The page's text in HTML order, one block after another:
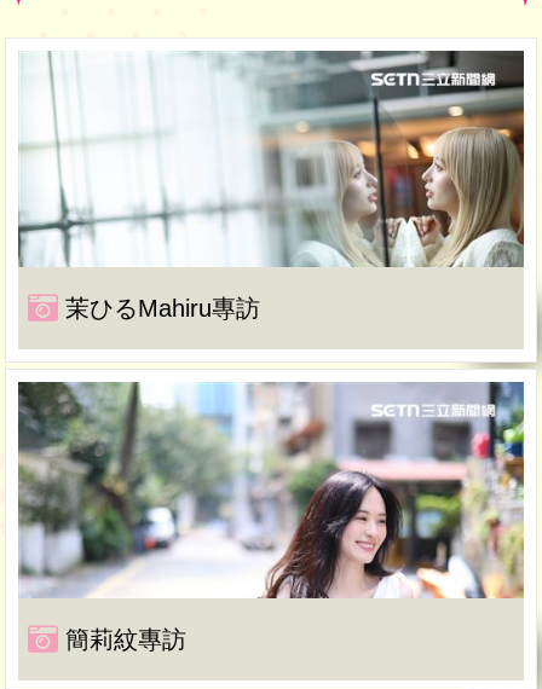
茉ひるMahiru專訪
簡莉紋專訪